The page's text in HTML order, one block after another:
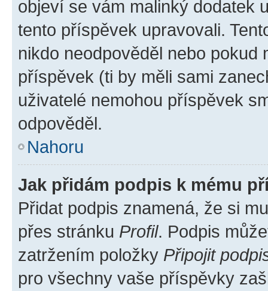
objeví se vám malinký dodatek
tento příspěvek upravovali.
nikdo neodpověděl nebo pokud
příspěvek (ti by měli sami
uživatelé nemohou příspěvek
odpověděl.
Nahoru
Jak přidám podpis k mému
Přidat podpis znamená, že si
přes stránku Profil. Podpis
zatržením položky Připojit
pro všechny vaše příspěvky